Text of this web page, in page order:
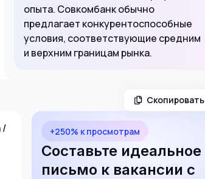
опыта. Совкомбанк обычно
предлагает конкурентоспособные
условия, соответствующие средним
и верхним границам рынка.
Скопировать
/
+250% к просмотрам
Составьте идеальное
письмо к вакансии с